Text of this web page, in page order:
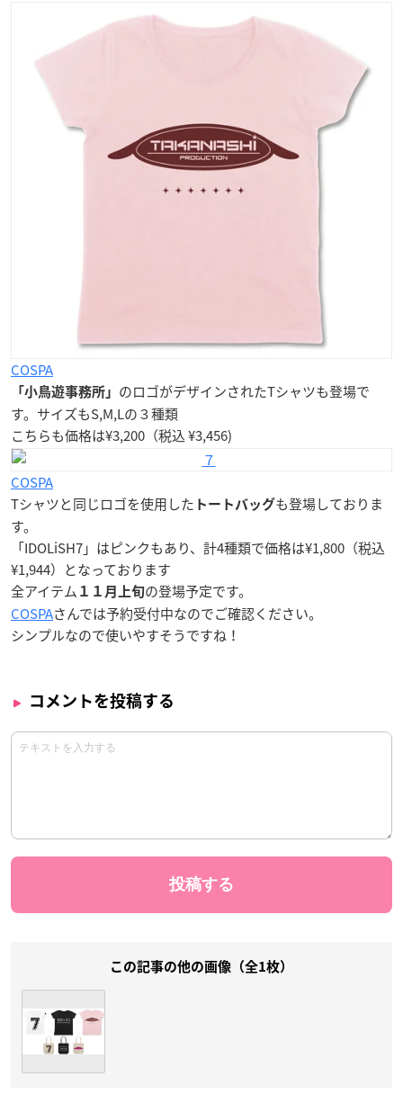
COSPA
「小鳥遊事務所」 のロゴがデザインされたTシャツも登場で
す。サイズもS,M,Lの３種類
こちらも価格は¥3,200（税込 ¥3,456)
COSPA
Tシャツと同じロゴを使用した トートバッグも登場しておりま
す。
「IDOLiSH7」はピンクもあり、計4種類で価格は¥1,800（税込
¥1,944）となっております
全アイテム １１月上旬の登場予定です。
COSPAさんでは予約受付中なのでご確認ください。
シンプルなので使いやすそうですね！
コメントを投稿する
この記事の他の画像（全1枚）